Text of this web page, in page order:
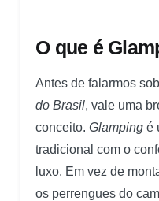
O que é
Antes de falarmos
do Brasil, vale uma
conceito. Glamping é
tradicional com o
luxo. Em vez de
os perrengues do